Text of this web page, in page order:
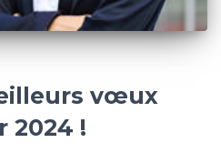
vœux
2024 !